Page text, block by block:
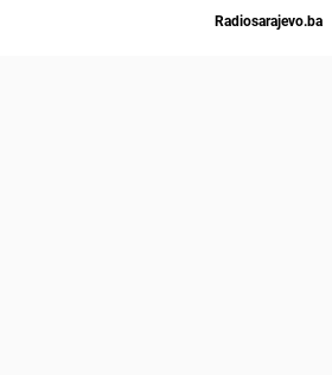
Radiosarajevo.ba